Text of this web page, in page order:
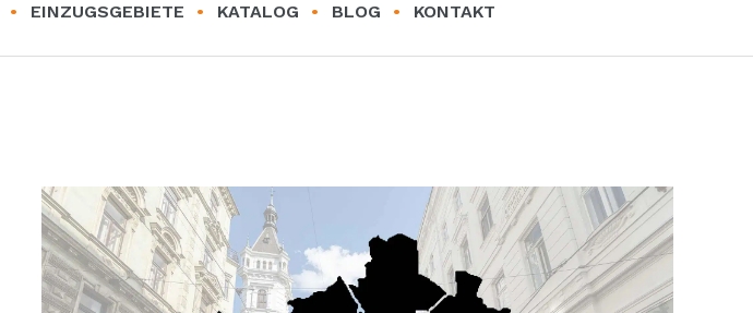
EINZUGSGEBIETE KATALOG BLOG KONTAKT